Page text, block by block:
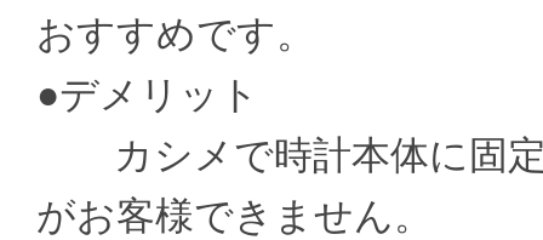
おすすめです。
●デメリット
カシメで時計本体に固定
がお客様できません。